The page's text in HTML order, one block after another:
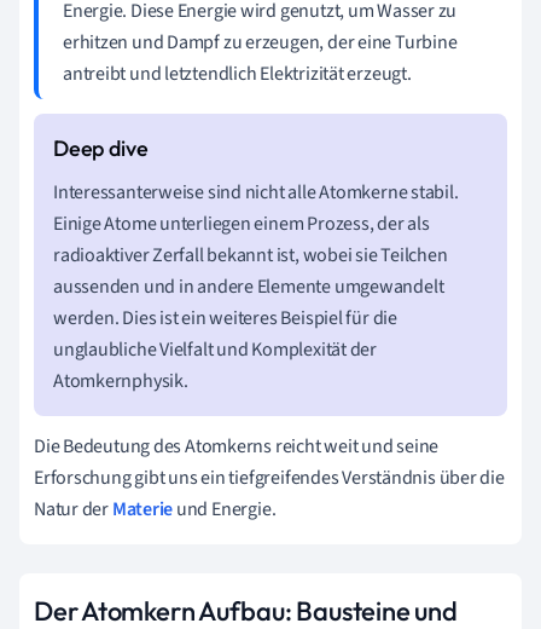
Energie. Diese Energie wird genutzt, um Wasser zu
erhitzen und Dampf zu erzeugen, der eine Turbine
antreibt und letztendlich Elektrizität erzeugt.
Interessanterweise sind nicht alle Atomkerne stabil.
Einige Atome unterliegen einem Prozess, der als
radioaktiver Zerfall bekannt ist, wobei sie Teilchen
aussenden und in andere Elemente umgewandelt
werden. Dies ist ein weiteres Beispiel für die
unglaubliche Vielfalt und Komplexität der
Atomkernphysik.
Die Bedeutung des Atomkerns reicht weit und seine
Erforschung gibt uns ein tiefgreifendes Verständnis über die
Natur derMaterieund Energie.
Der Atomkern Aufbau: Bausteine und